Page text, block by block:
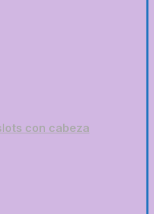
con cabeza